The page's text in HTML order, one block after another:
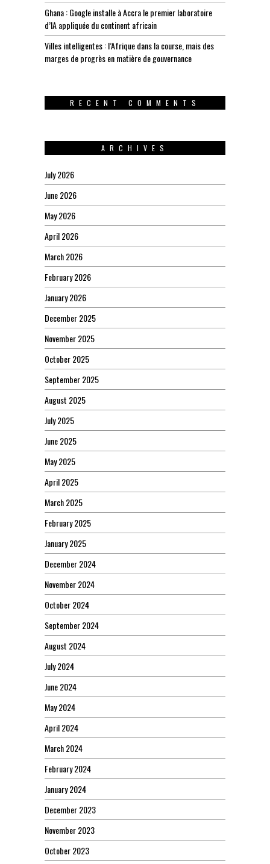
Ghana : Google installe à Accra le premier laboratoire
d’IA appliquée du continent africain
Villes intelligentes : l’Afrique dans la course, mais des
marges de progrès en matière de gouvernance
RECENT COMMENTS
ARCHIVES
July 2026
June 2026
May 2026
April 2026
March 2026
February 2026
January 2026
December 2025
November 2025
October 2025
September 2025
August 2025
July 2025
June 2025
May 2025
April 2025
March 2025
February 2025
January 2025
December 2024
November 2024
October 2024
September 2024
August 2024
July 2024
June 2024
May 2024
April 2024
March 2024
February 2024
January 2024
December 2023
November 2023
October 2023